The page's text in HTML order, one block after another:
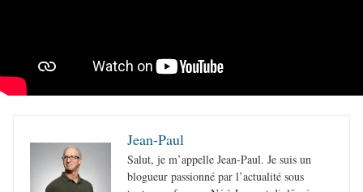
Jean-Paul
Salut, je m’appelle Jean-Paul. Je suis un
blogueur passionné par l’actualité sous